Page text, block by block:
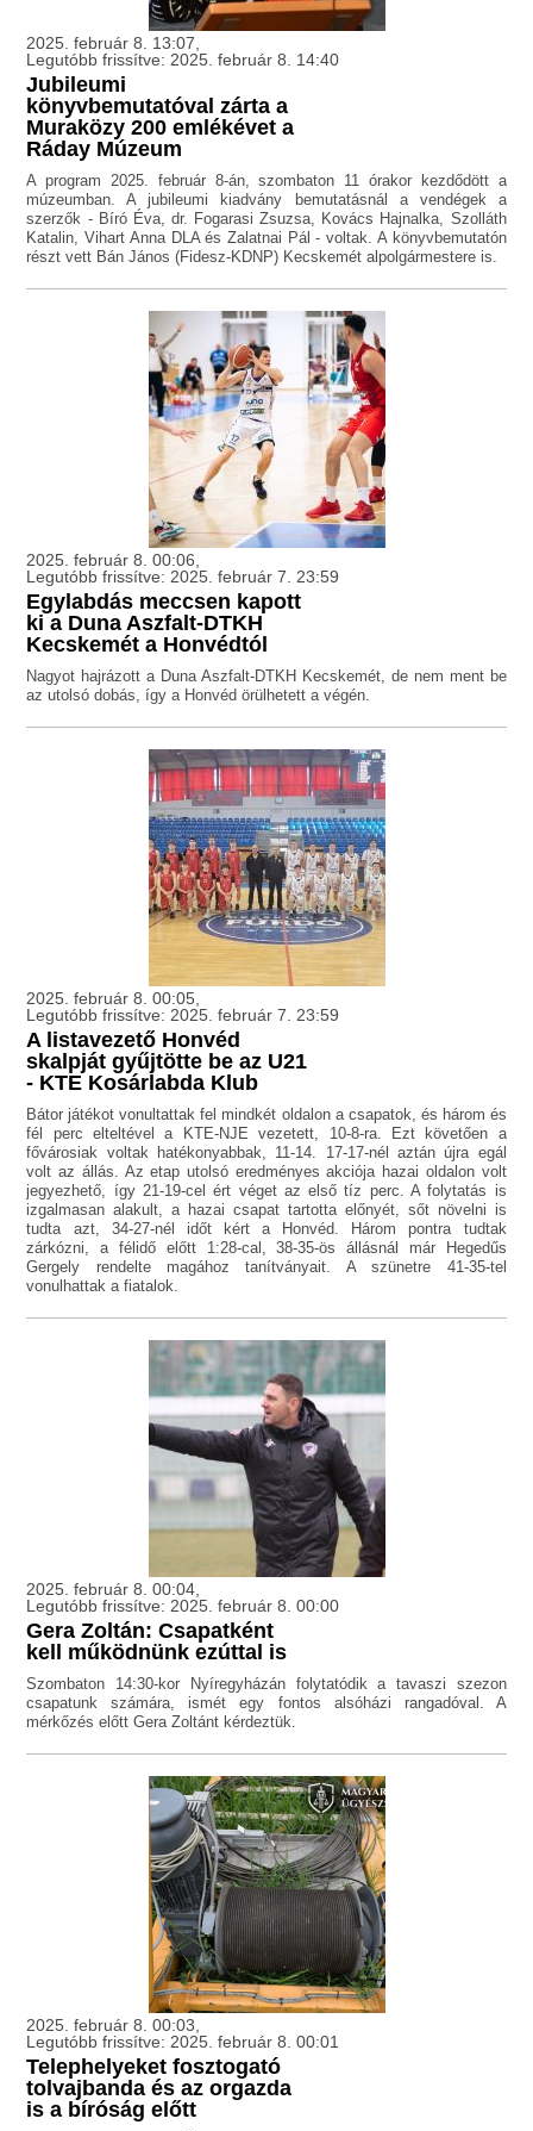
2025. február 8. 13:07,
Legutóbb frissítve: 2025. február 8. 14:40
Jubileumi
könyvbemutatóval zárta a
Muraközy 200 emlékévet a
Ráday Múzeum
A program 2025. február 8-án, szombaton 11 órakor kezdődött a
múzeumban. A jubileumi kiadvány bemutatásnál a vendégek a
szerzők - Bíró Éva, dr. Fogarasi Zsuzsa, Kovács Hajnalka, Szolláth
Katalin, Vihart Anna DLA és Zalatnai Pál - voltak. A könyvbemutatón
részt vett Bán János (Fidesz-KDNP) Kecskemét alpolgármestere is.
2025. február 8. 00:06,
Legutóbb frissítve: 2025. február 7. 23:59
Egylabdás meccsen kapott
ki a Duna Aszfalt-DTKH
Kecskemét a Honvédtól
Nagyot hajrázott a Duna Aszfalt-DTKH Kecskemét, de nem ment be
az utolsó dobás, így a Honvéd örülhetett a végén.
2025. február 8. 00:05,
Legutóbb frissítve: 2025. február 7. 23:59
A listavezető Honvéd
skalpját gyűjtötte be az U21
- KTE Kosárlabda Klub
Bátor játékot vonultattak fel mindkét oldalon a csapatok, és három és
fél perc elteltével a KTE-NJE vezetett, 10-8-ra. Ezt követően a
fővárosiak voltak hatékonyabbak, 11-14. 17-17-nél aztán újra egál
volt az állás. Az etap utolsó eredményes akciója hazai oldalon volt
jegyezhető, így 21-19-cel ért véget az első tíz perc. A folytatás is
izgalmasan alakult, a hazai csapat tartotta előnyét, sőt növelni is
tudta azt, 34-27-nél időt kért a Honvéd. Három pontra tudtak
zárkózni, a félidő előtt 1:28-cal, 38-35-ös állásnál már Hegedűs
Gergely rendelte magához tanítványait. A szünetre 41-35-tel
vonulhattak a fiatalok.
2025. február 8. 00:04,
Legutóbb frissítve: 2025. február 8. 00:00
Gera Zoltán: Csapatként
kell működnünk ezúttal is
Szombaton 14:30-kor Nyíregyházán folytatódik a tavaszi szezon
csapatunk számára, ismét egy fontos alsóházi rangadóval. A
mérkőzés előtt Gera Zoltánt kérdeztük.
2025. február 8. 00:03,
Legutóbb frissítve: 2025. február 8. 00:01
Telephelyeket fosztogató
tolvajbanda és az orgazda
is a bíróság előtt